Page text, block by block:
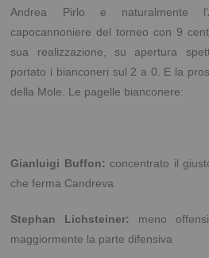
Andrea Pirlo e naturalmente l’
capocannoniere del torneo con 9
sua realizzazione, su apertura
portato i bianconeri sul 2 a 0. E la
della Mole. Le pagelle bianconere:
Gianluigi Buffon:concentrato il
che ferma Candreva
Stephan Lichsteiner: meno
maggiormente la parte difensiva